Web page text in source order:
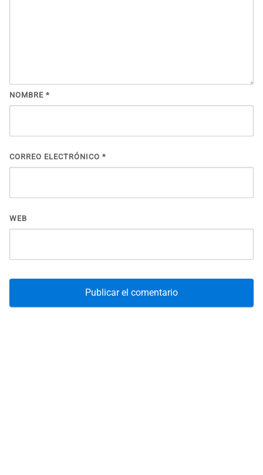
NOMBRE *
CORREO ELECTRÓNICO *
WEB